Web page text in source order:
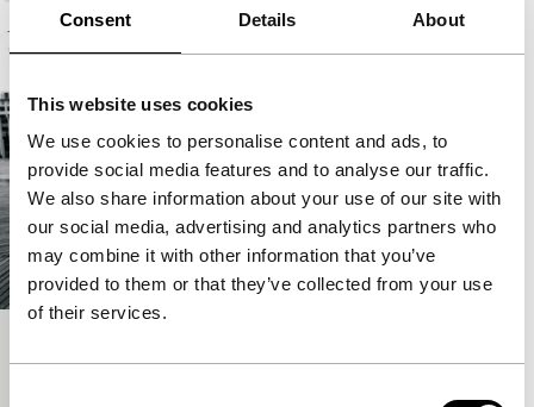
Consent Details About
This website uses cookies
We use cookies to personalise content and ads, to
provide social media features and to analyse our traffic.
We also share information about your use of our site with
our social media, advertising and analytics partners who
may combine it with other information that you’ve
provided to them or that they’ve collected from your use
of their services.
Een lijst met artikelen
In herinnering: Simon Field (1946–